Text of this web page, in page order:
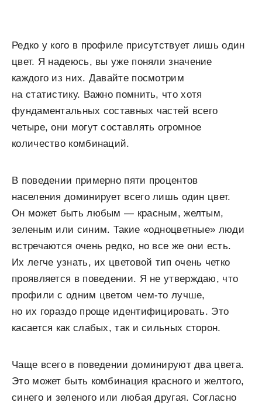
Редко у кого в профиле присутствует лишь один
цвет. Я надеюсь, вы уже поняли значение
каждого из них. Давайте посмотрим
на статистику. Важно помнить, что хотя
фундаментальных составных частей всего
четыре, они могут составлять огромное
количество комбинаций.
В поведении примерно пяти процентов
населения доминирует всего лишь один цвет.
Он может быть любым — красным, желтым,
зеленым или синим. Такие «одноцветные» люди
встречаются очень редко, но все же они есть.
Их легче узнать, их цветовой тип очень четко
проявляется в поведении. Я не утверждаю, что
профили с одним цветом чем-то лучше,
но их гораздо проще идентифицировать. Это
касается как слабых, так и сильных сторон.
Чаще всего в поведении доминируют два цвета.
Это может быть комбинация красного и желтого,
синего и зеленого или любая другая. Согласно